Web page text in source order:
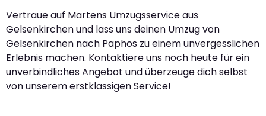
Vertraue auf Martens Umzugsservice aus
Gelsenkirchen und lass uns deinen Umzug von
Gelsenkirchen nach Paphos zu einem unvergesslichen
Erlebnis machen. Kontaktiere uns noch heute für ein
unverbindliches Angebot und überzeuge dich selbst
von unserem erstklassigen Service!